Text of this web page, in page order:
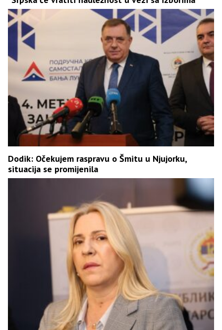
Dodik: Očekujem raspravu o Šmitu u Njujorku,
situacija se promijenila